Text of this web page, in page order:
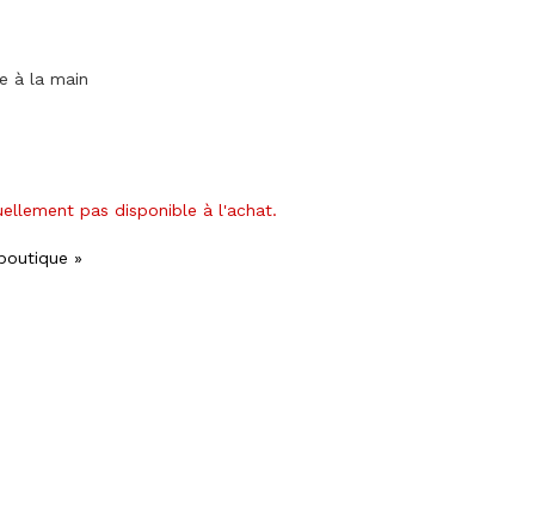
à la main
pas disponible à l'achat.
»